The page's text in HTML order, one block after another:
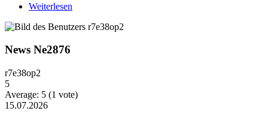
Weiterlesen
News Ne2876
r7e38op2
5
Average: 5 (1 vote)
15.07.2026